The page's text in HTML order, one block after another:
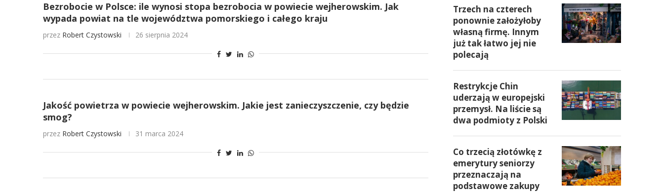
Bezrobocie w Polsce: ile wynosi stopa bezrobocia w powiecie wejherowskim. Jak
wypada powiat na tle województwa pomorskiego i całego kraju
przez Robert Czystowski 26 sierpnia 2024
Jakość powietrza w powiecie wejherowskim. Jakie jest zanieczyszczenie, czy będzie
smog?
przez Robert Czystowski 31 marca 2024
Trzech na czterech
ponownie założyłoby
własną firmę. Innym
już tak łatwo jej nie
polecają
Restrykcje Chin
uderzają w europejski
przemysł. Na liście są
dwa podmioty z Polski
Co trzecią złotówkę z
emerytury seniorzy
przeznaczają na
podstawowe zakupy